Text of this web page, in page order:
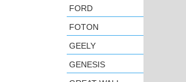
FORD
FOTON
GEELY
GENESIS